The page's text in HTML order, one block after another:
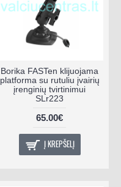
Borika FASTen klijuojama
platforma su rutuliu įvairių
įrenginių tvirtinimui
SLr223
65.00€
Į KREPŠELĮ